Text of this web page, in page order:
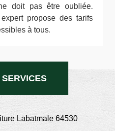
doit pas être oubliée.
propose des tarifs
à tous.
Labatmale 64530